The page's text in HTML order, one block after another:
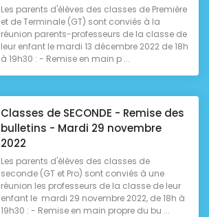
Les parents d'élèves des classes de Première
et de Terminale (GT) sont conviés à la
réunion parents-professeurs de la classe de
leur enfant le mardi 13 décembre 2022 de 18h
à 19h30 : - Remise en main p ...
Classes de SECONDE - Remise des
bulletins - Mardi 29 novembre
2022
Les parents d'élèves des classes de
seconde (GT et Pro) sont conviés à une
réunion les professeurs de la classe de leur
enfant le mardi 29 novembre 2022, de 18h à
19h30 : - Remise en main propre du bu ...